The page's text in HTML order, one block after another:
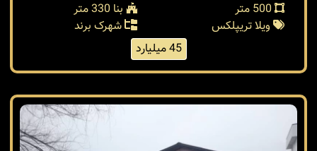
بنا 330 متر
ویلا تریپلکس
شهرک برند
45 میلیارد